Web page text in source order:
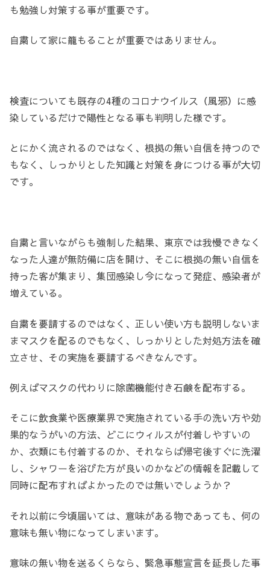
も勉強し対策する事が重要です。
自粛して家に籠もることが重要ではありません。
検査についても既存の4種のコロナウイルス（風邪）に感
染しているだけで陽性となる事も判明した様です。
とにかく流されるのではなく、根拠の無い自信を持つので
もなく、しっかりとした知識と対策を身につける事が大切
です。
自粛と言いながらも強制した結果、東京では我慢できなく
なった人達が無防備に店を開け、そこに根拠の無い自信を
持った客が集まり、集団感染し今になって発症、感染者が
増えている。
自粛を要請するのではなく、正しい使い方も説明しないま
まマスクを配るのでもなく、しっかりとした対処方法を確
立させ、その実施を要請するべきなんです。
例えばマスクの代わりに除菌機能付き石鹸を配布する。
そこに飲食業や医療業界で実施されている手の洗い方や効
果的なうがいの方法、どこにウィルスが付着しやすいの
か、衣類にも付着するのか、それならば帰宅後すぐに洗濯
し、シャワーを浴びた方が良いのかなどの情報を記載して
同時に配布すればよかったのでは無いでしょうか？
それ以前に今頃届いては、意味がある物であっても、何の
意味も無い物になってしまいます。
意味の無い物を送るくらなら、緊急事態宣言を延長した事